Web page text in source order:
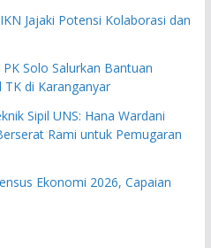
Jajaki Potensi Kolaborasi dan
Solo Salurkan Bantuan
di Karanganyar
Sipil UNS: Hana Wardani
Rami untuk Pemugaran
Ekonomi 2026, Capaian